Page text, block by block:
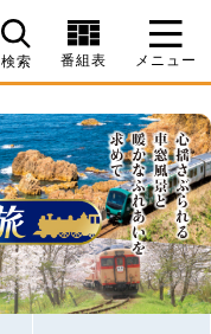
検索 番組表 メニュー